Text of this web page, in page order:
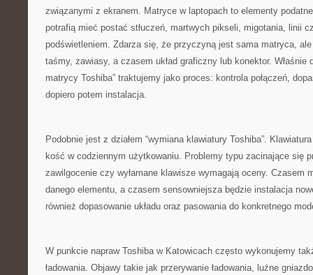
związanymi z ekranem. Matryce w laptopach to elementy
potrafią mieć postać stłuczeń, martwych pikseli, migotania, linii
podświetleniem. Zdarza się, że przyczyną jest sama matryca,
taśmy, zawiasy, a czasem układ graficzny lub konektor. Właśnie
matrycy Toshiba” traktujemy jako proces: kontrola połączeń,
dopiero potem instalacja.
Podobnie jest z działem “wymiana klawiatury Toshiba”.
kość w codziennym użytkowaniu. Problemy typu zacinające się
zawilgocenie czy wyłamane klawisze wymagają oceny. Czasem
danego elementu, a czasem sensowniejsza będzie instalacja
również dopasowanie układu oraz pasowania do konkretnego
W punkcie napraw Toshiba w Katowicach często wykonujemy
ładowania. Objawy takie jak przerywanie ładowania, luźne